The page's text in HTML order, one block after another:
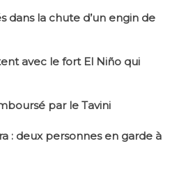
dans la chute d’un engin de
avec le fort El Niño qui
par le Tavini
: deux personnes en garde à